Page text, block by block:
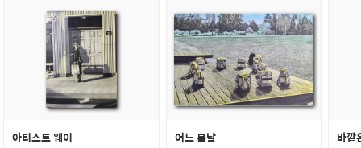
아티스트 웨이 어느 봄날 바깥